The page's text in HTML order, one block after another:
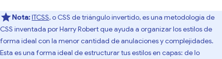
Nota:ITCSS, o CSS de triángulo invertido, es una metodología de
CSS inventada por Harry Robert que ayuda a organizar los estilos de
forma ideal con la menor cantidad de anulaciones y complejidades.
Esta es una forma ideal de estructurar tus estilos en capas: de lo